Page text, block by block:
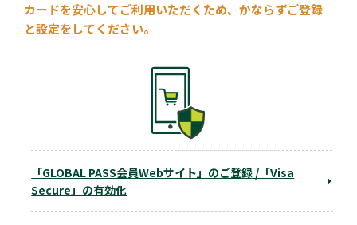
カードを安心してご利用いただくため、かならずご登録
と設定をしてください。
「GLOBAL PASS会員Webサイト」のご登録 /「Visa
Secure」の有効化